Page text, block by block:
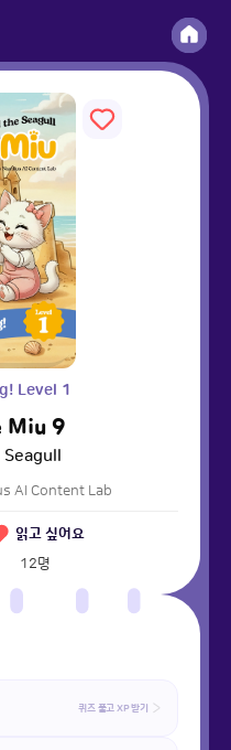
Level 1
9
AI Content Lab
읽고 싶어요
12명
퀴즈 풀고 XP 받기